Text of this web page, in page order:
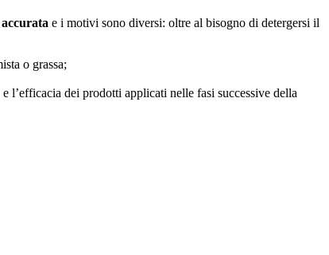
e i motivi sono diversi: oltre al bisogno di detergersi il
o grassa;
l’efficacia dei prodotti applicati nelle fasi successive della